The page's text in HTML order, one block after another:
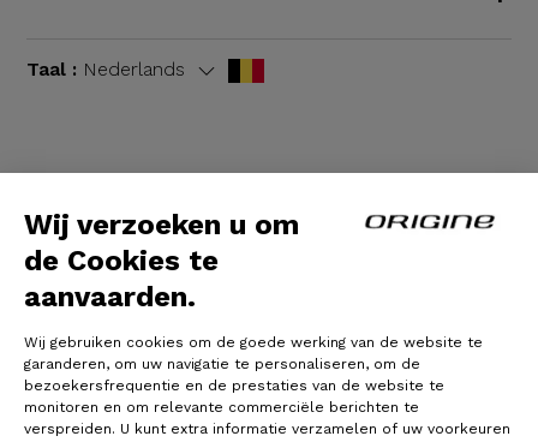
Wij verzoeken u om
de Cookies te
aanvaarden.
Wij gebruiken cookies om de goede werking van de website te
garanderen, om uw navigatie te personaliseren, om de
bezoekersfrequentie en de prestaties van de website te
monitoren en om relevante commerciële berichten te
verspreiden. U kunt extra informatie verzamelen of uw voorkeuren
Taal : Nederlands
© Origine Cycles